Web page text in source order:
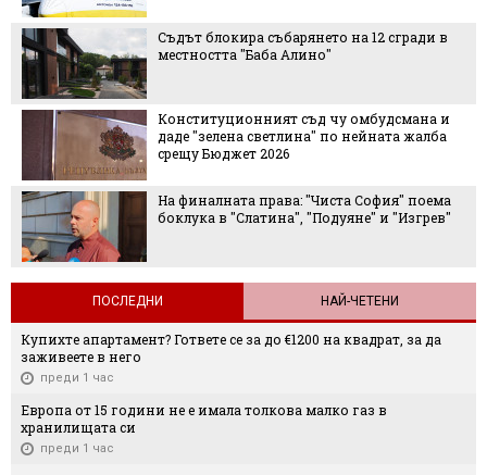
Съдът блокира събарянето на 12 сгради в
местността "Баба Алино"
Конституционният съд чу омбудсмана и
даде "зелена светлина" по нейната жалба
срещу Бюджет 2026
На финалната права: "Чиста София" поема
боклука в "Слатина", "Подуяне" и "Изгрев"
ПОСЛЕДНИ НАЙ-ЧЕТЕНИ
Купихте апартамент? Гответе се за до €1200 на квадрат, за да
заживеете в него
преди 1 час
Европа от 15 години не е имала толкова малко газ в
хранилищата си
преди 1 час